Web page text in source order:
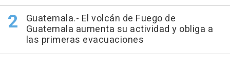
Guatemala.- El volcán de Fuego de
Guatemala aumenta su actividad y obliga a
las primeras evacuaciones